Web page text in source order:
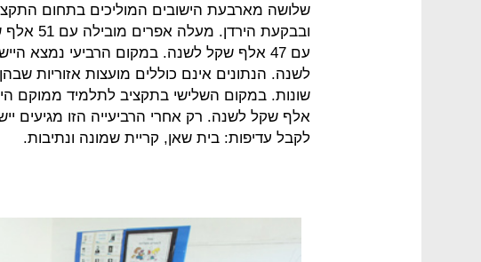
שלושה מארבעת הישובים המוליכים בתחום
ובבקעת
לשנה. הנתונים אינם כוללים מועצות אזוריות
אלף שקל לשנה. רק אחרי הרביעייה הזו מגיעים
לקבל עדיפות: בית שאן, קריית שמונה ונתיבות.